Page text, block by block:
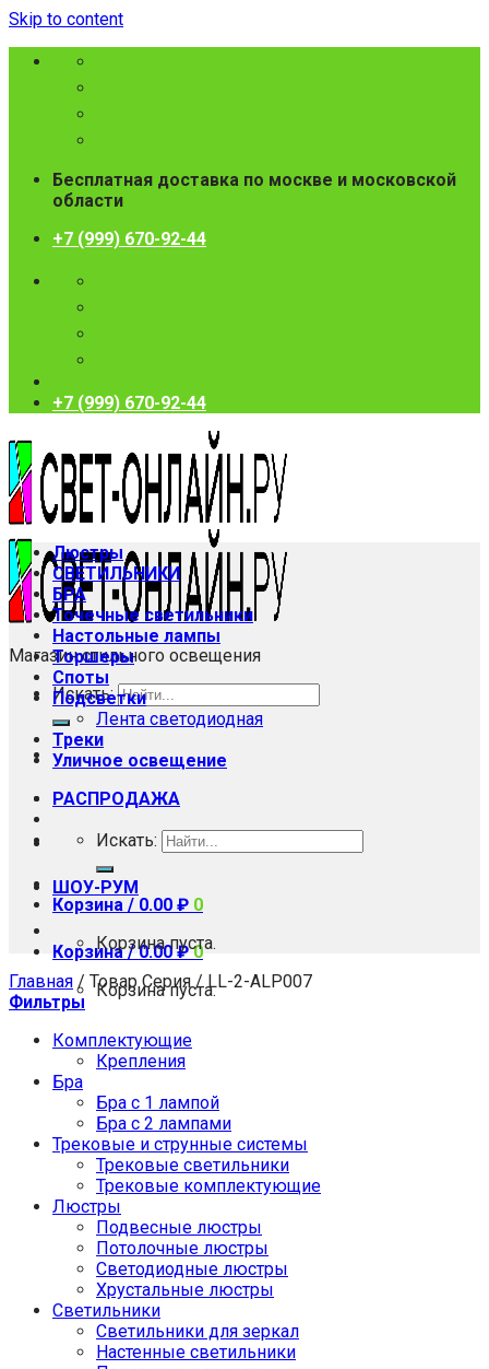
Skip to content
Бесплатная доставка по москве и московской
области
+7 (999) 670-92-44
+7 (999) 670-92-44
Магазин стильного освещения
Искать:
РАСПРОДАЖА
ШОУ-РУМ
Корзина /0.00₽ 0
Корзина пуста.
Люстры
СВЕТИЛЬНИКИ
БРА
Точечные светильники
Настольные лампы
Торшеры
Споты
Подсветки
Лента светодиодная
Треки
Уличное освещение
Искать:
Корзина / 0.00 ₽ 0
Корзина пуста.
Главная / Товар Серия/LL-2-ALP007
Фильтры
Комплектующие
Крепления
Бра
Бра с 1 лампой
Бра с 2 лампами
Трековые и струнные системы
Трековые светильники
Трековые комплектующие
Люстры
Подвесные люстры
Потолочные люстры
Светодиодные люстры
Хрустальные люстры
Светильники
Светильники для зеркал
Настенные светильники